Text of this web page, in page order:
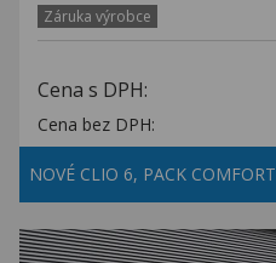
Záruka výrobce
Cena s DPH:
Cena bez DPH:
NOVÉ CLIO 6, PACK COMFORT